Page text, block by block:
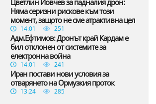
Няма серизни рискове към този
момент, защото не сме атрактивна цел
14:01 251
Адм.Ефтимов: Дронът край Кардам е
бил отклонен от системите за
електронна война
14:01 241
Иран постави нови условия за
отварянето на Ормузкия проток
13:24 285